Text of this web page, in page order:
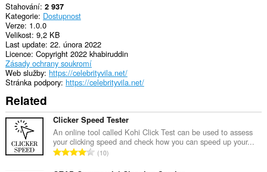
Stahování 2 937
Kategorie Dostupnost
Verze 1.0.0
Velikost 9,2 KB
Last update 22. února 2022
Licence Copyright 2022 khabiruddin
Zásady ochrany soukromí
Web služby https://celebrityvila.net/
Stránka podpory https://celebrityvila.net/
Related
Clicker Speed Tester
An online tool called Kohi Click Test can be used to assess
your clicking speed and check how you can speed up your...
C10